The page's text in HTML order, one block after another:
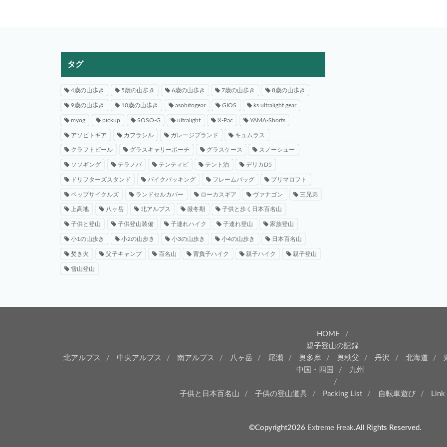
タグ
4歳の山歩き 5歳の山歩き 6歳の山歩き 7歳の山歩き 8歳の山歩き
9歳の山歩き 10歳の山歩き asobitogear GIOS ks ultralight gear
myog pickup SOSO-G ultralight X-Pac YAMA-Shorts
アソビトギア カフラシル ガレージブランド キュムラス
クラフトビール グラスキャリーポーチ グラスケース スノーシュー
ソソギング テラノバ テンティピ テント泊 デリカD5
ドリフターズスタンド バイクパッキング フレームバッグ プリマロフト
ペップサイクルズ ランドセルカバー ローカスギア ヴァナゴン 三兄弟
上高地 八ヶ岳 北アルプス 厳冬期 子供と歩く日本百名山
子供と登山 子供登山装備 子連れハイク 子連れ登山 家族登山
小1の山歩き 小2の山歩き 小3の山歩き 小4の山歩き 日本百名山
焚き火 父子キャンプ 百名山 背負子ハイク 親子ハイク 親子登山
雪山登山
HOME
親子登山の記録
北アルプス
中央アルプス 南アルプス 八ヶ岳 尾瀬 奥多摩 奥秩父 丹沢 北海道
中国・四国
九州
子供と日本百名山 子供の登山道具 Packing List 自転車遊び Link
©Copyright2026 Extreme Freak.All Rights Reserved.